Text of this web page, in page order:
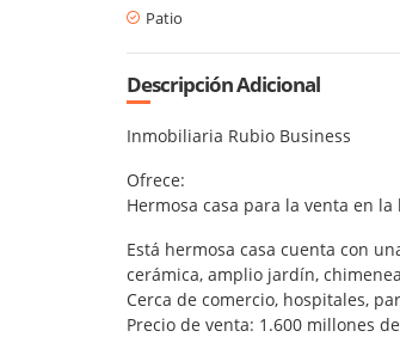
Patio
Descripción Adicional
Inmobiliaria Rubio Business
Ofrece:
Hermosa casa para la venta en
Está hermosa casa cuenta con
cerámica, amplio jardín,
Cerca de comercio, hospitales,
Precio de venta: 1.600 millones